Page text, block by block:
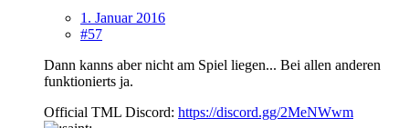
1. Januar 2016
#57
Dann kanns aber nicht am Spiel liegen... Bei allen anderen
funktionierts ja.
Official TML Discord: https://discord.gg/2MeNWwm